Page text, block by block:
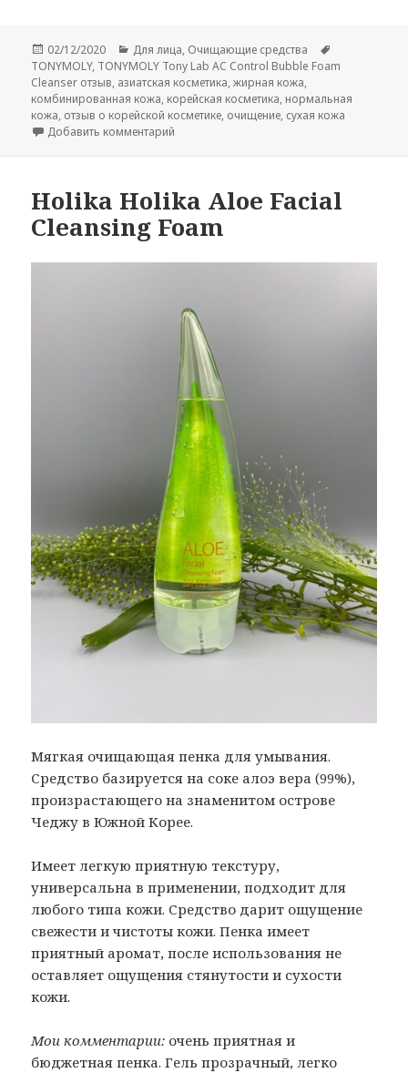
Опубликовано
02/12/2020 Рубрики
Для лица, Очищающие средства
TONYMOLY, TONYMOLY Tony Lab AC Control Bubble Foam
Cleanser отзыв, азиатская косметика,жирная кожа,
комбинированная кожа, корейская косметика, нормальная
кожа, отзыв о корейской косметике, очищение, сухая кожа
Добавить комментарий
Holika Holika Aloe Facial
Cleansing Foam
Мягкая очищающая пенка для умывания.
Средство базируется на соке алоэ вера (99%),
произрастающего на знаменитом острове
Чеджу в Южной Корее.
Имеет легкую приятную текстуру,
универсальна в применении, подходит для
любого типа кожи. Средство дарит ощущение
свежести и чистоты кожи. Пенка имеет
приятный аромат, после использования не
оставляет ощущения стянутости и сухости
кожи.
Мои комментарии: очень приятная и
бюджетная пенка. Гель прозрачный, легко